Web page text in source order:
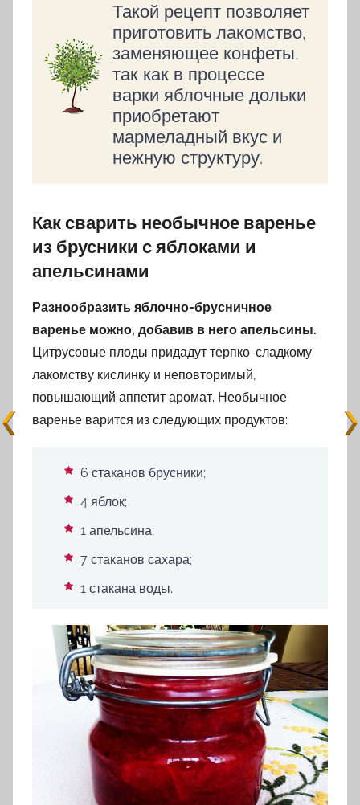
Такой рецепт позволяет
приготовить лакомство,
заменяющее конфеты,
так как в процессе
варки яблочные дольки
приобретают
мармеладный вкус и
нежную структуру.
Как сварить необычное варенье
из брусники с яблоками и
апельсинами
Разнообразить яблочно-брусничное
варенье можно, добавив в него апельсины.
Цитрусовые плоды придадут терпко-сладкому
лакомству кислинку и неповторимый,
повышающий аппетит аромат. Необычное
варенье варится из следующих продуктов:
6 стаканов брусники;
4 яблок;
1 апельсина;
7 стаканов сахара;
1 стакана воды.